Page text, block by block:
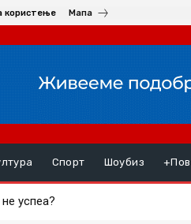
користење Мапа
Спорт Шоубиз
успеа?